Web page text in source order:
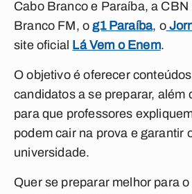
Cabo Branco e Paraíba, a
Branco FM, og1 Paraíba, o
site oficial Lá Vem o Enem.
O objetivo é oferecer
candidatos a se preparar, além
para que professores
podem cair na prova e garantir
universidade.
Quer se preparar melhor para o